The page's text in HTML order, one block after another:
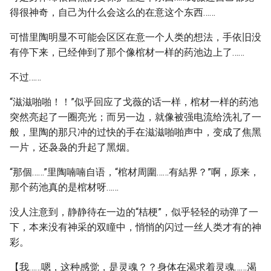
得很神奇，自己为什么会这么的在意这个东西……
可惜里陶明显不可能会区区在意一个人类的想法，手依旧没
有停下来，已经伸到了那个像棺材一样的药池边上了……
不过……
“滋滋啪啪！！”似乎回应了戈薇的话一样，棺材一样的药池
突然亮起了一圈亮光；而另一边，就像被强电流给洗礼了一
般，里陶的那只冲的过快的手在滋滋啪啪声中，变成了焦黑
一片，还袅袅的升起了黑烟。
“那個……”里陶喃喃自语，“棺材周圍……有結界？”啊，原来，
那个药池真的是棺材呀……
没人注意到，静静待在一边的“桔梗”，似乎轻轻的动弹了一
下，本来没有神采的双瞳中，悄悄的闪过一丝人类才有的神
彩。
【我……嗯，这种感觉，是灵魂？？身体在渴求着灵魂……渴